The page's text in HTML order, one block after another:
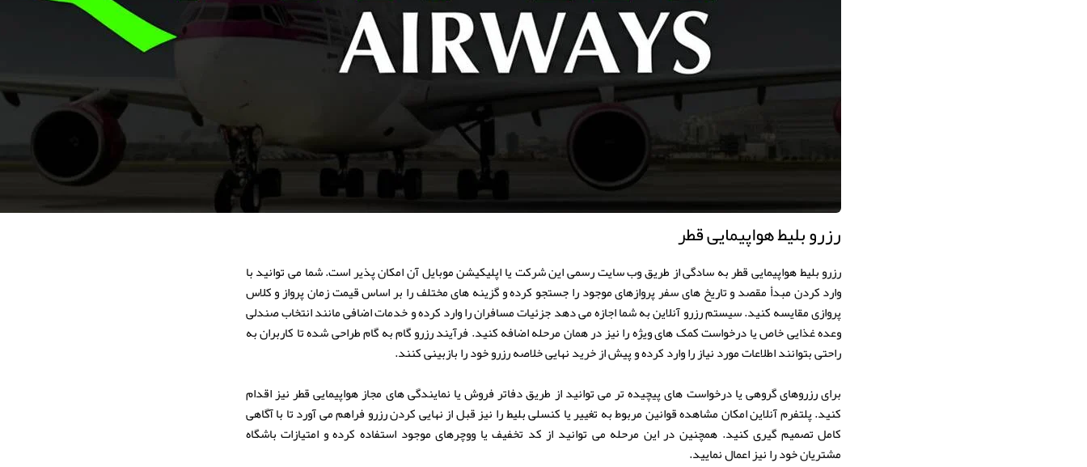
رزرو بلیط هواپیمایی قطر
رزرو بلیط هواپیمایی قطر به سادگی از طریق وب سایت رسمی این شرکت یا اپلیکیشن موبایل آن امکان پذیر است. شما می توانید با
وارد کردن مبدأ مقصد و تاریخ های سفر پروازهای موجود را جستجو کرده و گزینه های مختلف را بر اساس قیمت زمان پرواز و کلاس
پروازی مقایسه کنید. سیستم رزرو آنلاین به شما اجازه می دهد جزئیات مسافران را وارد کرده و خدمات اضافی مانند انتخاب صندلی
وعده غذایی خاص یا درخواست کمک های ویژه را نیز در همان مرحله اضافه کنید. فرآیند رزرو گام به گام طراحی شده تا کاربران به
راحتی بتوانند اطلاعات مورد نیاز را وارد کرده و پیش از خرید نهایی خلاصه رزرو خود را بازبینی کنند.
برای رزروهای گروهی یا درخواست های پیچیده تر می توانید از طریق دفاتر فروش یا نمایندگی های مجاز هواپیمایی قطر نیز اقدام
کنید. پلتفرم آنلاین امکان مشاهده قوانین مربوط به تغییر یا کنسلی بلیط را نیز قبل از نهایی کردن رزرو فراهم می آورد تا با آگاهی
کامل تصمیم گیری کنید. همچنین در این مرحله می توانید از کد تخفیف یا ووچرهای موجود استفاده کرده و امتیازات باشگاه
مشتریان خود را نیز اعمال نمایید.